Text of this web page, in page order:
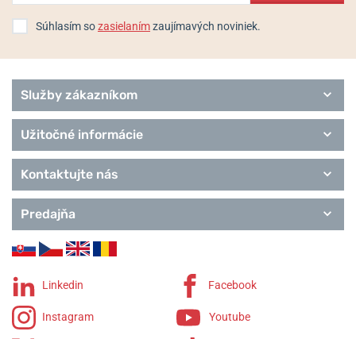
Súhlasím sozasielanímzaujímavých noviniek.
Služby zákazníkom
Užitočné informácie
Kontaktujte nás
Predajňa
Linkedin Facebook
Instagram Youtube